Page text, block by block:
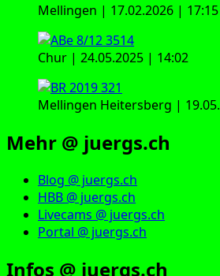
Mellingen | 17.02.2026 | 17:15
Chur | 24.05.2025 | 14:02
Mellingen Heitersberg |
Mehr @ juergs.ch
Blog @ juergs.ch
HBB @ juergs.ch
Livecams @ juergs.ch
Portal @ juergs.ch
Infos @ juergs.ch